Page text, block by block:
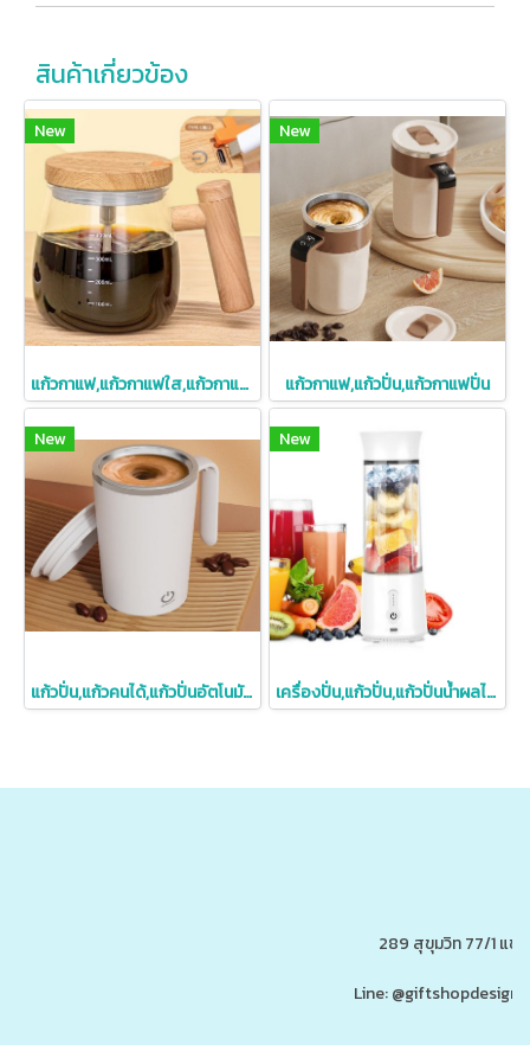
สินค้าเกี่ยวข้อง
New
แก้วกาแฟ,แก้วกาแฟใส,แก้วกาแฟใสปั่นอัตโนมัติ,แก้วกาแฟใสปั่นได้,400ml
New
แก้วกาแฟ,แก้วปั่น,แก้วกาแฟปั่น
New
แก้วปั่น,แก้วคนได้,แก้วปั่นอัตโนมัติ,ราคาถูก,380ml
New
เครื่องปั่น,แก้วปั่น,แก้วปั่นน้ำผลไม้,เครื่องปั่นน้ำผลไม้
289 สุขุมวิท 77/1 แข
Line: